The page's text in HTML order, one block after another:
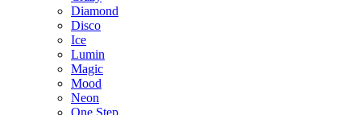
Diamond
Disco
Ice
Lumin
Magic
Mood
Neon
One Step